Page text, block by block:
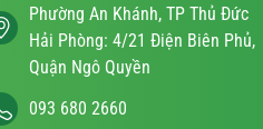
Phường An Khánh, TP Thủ Đức
Hải Phòng: 4/21 Điện Biên Phủ,
Quận Ngô Quyền
093 680 2660